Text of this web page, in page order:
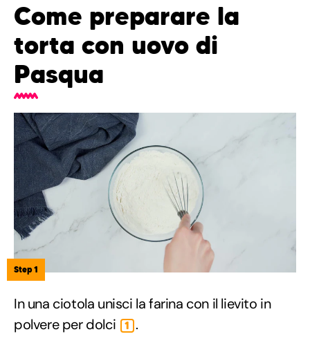
Come preparare la
torta con uovo di
Pasqua
Step 1
In una ciotola unisci la farina con il lievito in
polvere per dolci
1 .